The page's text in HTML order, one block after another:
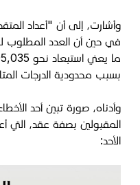
بسبب محدودية الدرجات
وأدناه، صورة تبين أحد
المقبولين بصفة عقد،
الأحد: